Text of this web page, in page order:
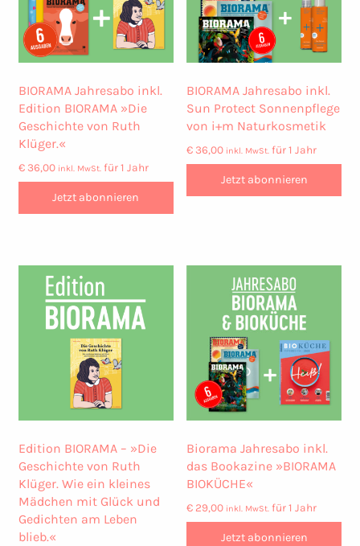
BIORAMA Jahresabo inkl.
Edition BIORAMA »Die
Geschichte von Ruth
Klüger.«
€36,00 inkl. MwSt. für 1 Jahr
Jetzt abonnieren
BIORAMA Jahresabo inkl.
Sun Protect Sonnenpflege
von i+m Naturkosmetik
€ 36,00 inkl. MwSt. für 1 Jahr
Jetzt abonnieren
Edition BIORAMA – »Die
Geschichte von Ruth
Klüger. Wie ein kleines
Mädchen mit Glück und
Gedichten am Leben
blieb.«
Biorama Jahresabo inkl.
das Bookazine »BIORAMA
BIOKÜCHE«
€ 29,00 inkl. MwSt. für 1 Jahr
Jetzt abonnieren